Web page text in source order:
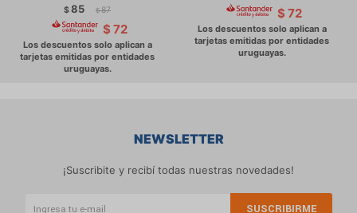
$85 $ 87
$ 72
$ 72
NEWSLETTER
¡Suscribite y recibí todas nuestras novedades!
SUSCRIBIRME